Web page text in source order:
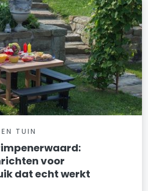
TUIN
voor
dat echt werkt